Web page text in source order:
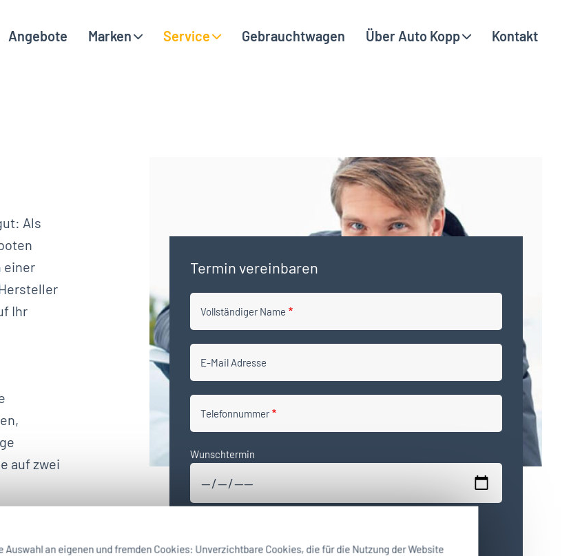
Angebote Marken Service Gebrauchtwagen Über Auto Kopp Kontakt
Als
einer
Ihr
auf zwei
Termin vereinbaren
Vollständiger Name
E-Mail Adresse
Telefonnummer
Wunschtermin
einverstanden.
?
an eigenen und fremden Cookies: Unverzichtbare Cookies, die für die Nutzung der Website